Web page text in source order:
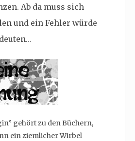
Ab da muss sich
und ein Fehler würde
gehört zu den Büchern,
ein ziemlicher Wirbel